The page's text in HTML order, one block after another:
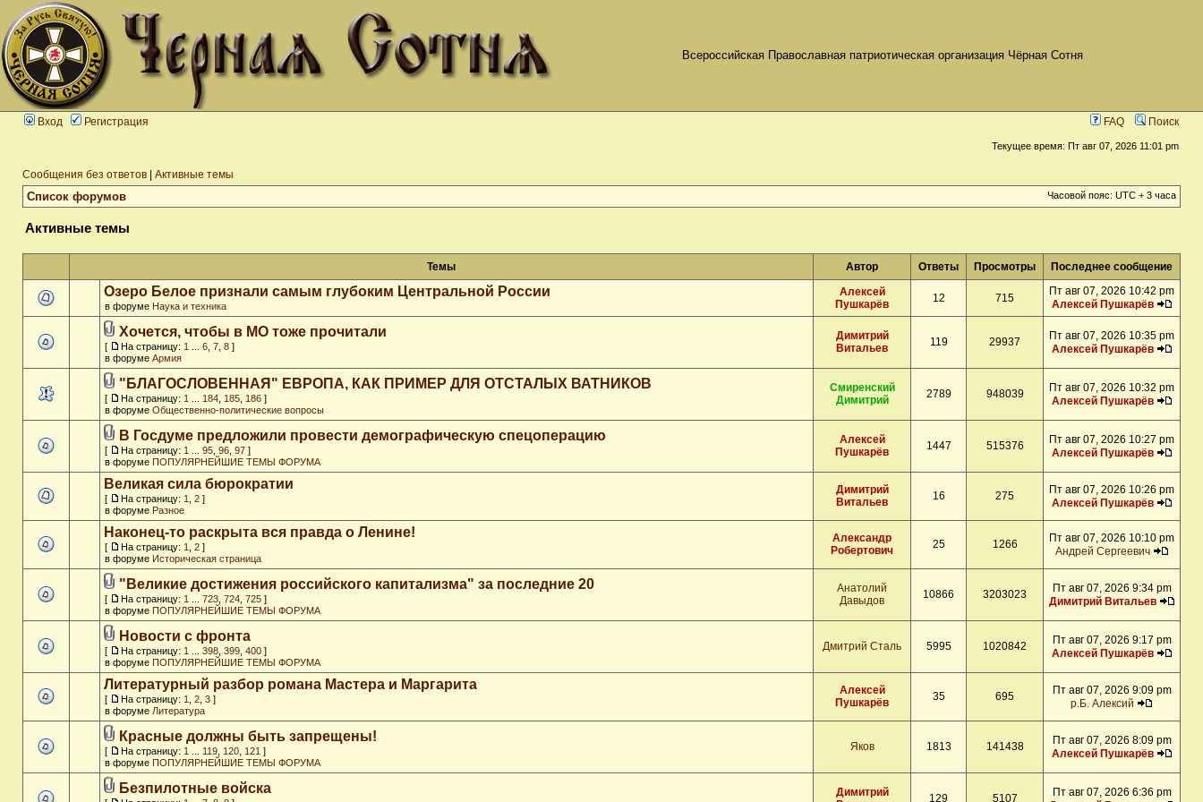
Всероссийская Православная патриотическая организация Чёрная Сотня
Вход Регистрация FAQ Поиск
Текущее время: Пт авг 07, 2026 11:01 pm
Сообщения без ответов Активные темы
Список форумов Часовой пояс: UTC + 3 часа
Активные темы
Темы Автор Ответы Просмотры Последнее сообщение
Озеро Белое признали самым глубоким Центральной России
в форуме Наука и техника
Алексей
Пушкарёв
12 715
Пт авг 07, 2026 10:42 pm
Алексей Пушкарёв
Хочется, чтобы в МО тоже прочитали
[ На страницу: 1 6 7 8 ]
в форуме Армия
Димитрий
Витальев
119 29937
Пт авг 07, 2026 10:35 pm
Алексей Пушкарёв
"БЛАГОСЛОВЕННАЯ" ЕВРОПА, КАК ПРИМЕР ДЛЯ ОТСТАЛЫХ ВАТНИКОВ
[ На страницу: 1 184 185 186 ]
в форуме Общественно-политические вопросы
Смиренский
Димитрий
2789 948039
Пт авг 07, 2026 10:32 pm
Алексей Пушкарёв
В Госдуме предложили провести демографическую спецоперацию
[ На страницу: 1 95 96 97 ]
в форуме ПОПУЛЯРНЕЙШИЕ ТЕМЫ ФОРУМА
Алексей
Пушкарёв
1447 515376
Пт авг 07, 2026 10:27 pm
Алексей Пушкарёв
Великая сила бюрократии
[ На страницу: 1 2 ]
в форуме Разное
Димитрий
Витальев
16 275
Пт авг 07, 2026 10:26 pm
Алексей Пушкарёв
Наконец-то раскрыта вся правда о Ленине!
[ На страницу: 1 2 ]
в форуме Историческая страница
Александр
Робертович
25 1266
Пт авг 07, 2026 10:10 pm
Андрей Сергеевич
"Великие достижения российского капитализма" за последние 20
[ На страницу: 1 723 724 725 ]
в форуме ПОПУЛЯРНЕЙШИЕ ТЕМЫ ФОРУМА
Анатолий
Давыдов
10866 3203023
Пт авг 07, 2026 9:34 pm
Димитрий Витальев
Новости с фронта
[ На страницу: 1 398 399 400 ]
в форуме ПОПУЛЯРНЕЙШИЕ ТЕМЫ ФОРУМА
Дмитрий Сталь 5995 1020842
Пт авг 07, 2026 9:17 pm
Алексей Пушкарёв
Литературный разбор романа Мастера и Маргарита
[ На страницу: 1 2 3 ]
в форуме Литература
Алексей
Пушкарёв
35 695
Пт авг 07, 2026 9:09 pm
р.Б. Алексий
Красные должны быть запрещены!
[ На страницу: 1 119 120 121 ]
в форуме ПОПУЛЯРНЕЙШИЕ ТЕМЫ ФОРУМА
Яков 1813 141438
Пт авг 07, 2026 8:09 pm
Алексей Пушкарёв
Безпилотные войска
Димитрий
129 5107
Пт авг 07, 2026 6:36 pm